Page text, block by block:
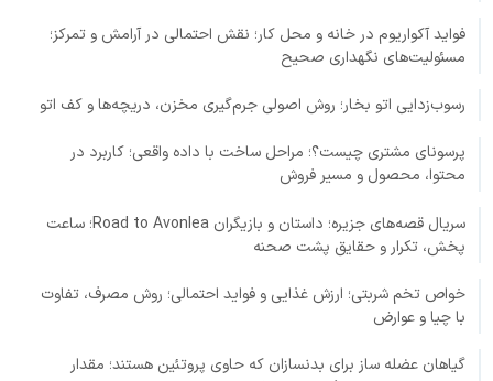
فواید آکواریوم در خانه و محل کار؛ نقش احتمالی در آرامش و تمرکز؛
مسئولیت‌های نگهداری صحیح
رسوب‌زدایی اتو بخار؛ روش اصولی جرم‌گیری مخزن، دریچه‌ها و کف اتو
پرسونای مشتری چیست؟؛ مراحل ساخت با داده واقعی؛ کاربرد در
محتوا، محصول و مسیر فروش
سریال قصه‌های جزیره؛ داستان و بازیگران Road to Avonlea؛ ساعت
پخش، تکرار و حقایق پشت صحنه
خواص تخم شربتی؛ ارزش غذایی و فواید احتمالی؛ روش مصرف، تفاوت
با چیا و عوارض
گیاهان عضله ساز برای بدنسازان که حاوی پروتئین هستند؛ مقدار